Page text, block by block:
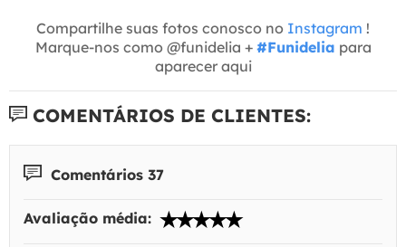
Compartilhe suas fotos conosco no Instagram !
Marque-nos como @funidelia + #Funidelia para
aparecer aqui
COMENTÁRIOS DE CLIENTES:
Comentários 37
Avaliação média: